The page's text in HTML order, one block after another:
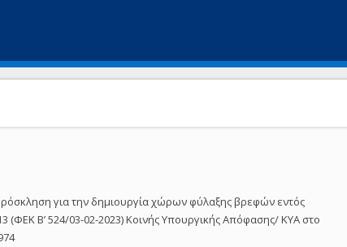
για την δημιουργία χώρων φύλαξης βρεφών εντός
(ΦΕΚ Β’ 524/03-02-2023) Κοινής Υπουργικής Απόφασης/ ΚΥΑ στο